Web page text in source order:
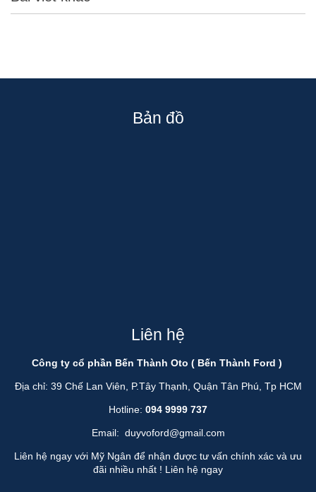
Bản đồ
Liên hệ
Công ty cổ phần Bến Thành Oto ( Bến Thành Ford )
Địa chỉ: 39 Chế Lan Viên, P.Tây Thạnh, Quận Tân Phú, Tp HCM
Hotline: 094 9999 737
Email: duyvoford@gmail.com
Liên hệ ngay với Mỹ Ngân để nhận được tư vấn chính xác và ưu
đãi nhiều nhất ! Liên hệ ngay